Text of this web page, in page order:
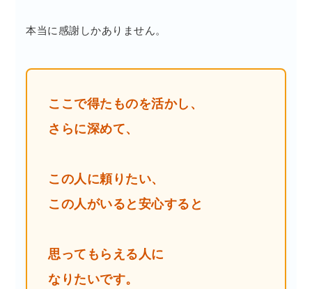
本当に感謝しかありません。
ここで得たものを活かし、
さらに深めて、
この人に頼りたい、
この人がいると安心すると
思ってもらえる人に
なりたいです。